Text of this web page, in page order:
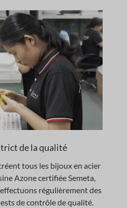
de la qualité
tous les bijoux en acier
Azone certifiée Semeta,
effectuons régulièrement des
de contrôle de qualité.